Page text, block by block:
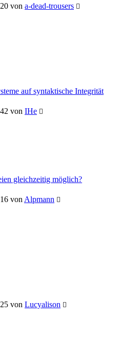
von a-dead-trousers
auf syntaktische Integrität
von IHe
gleichzeitig möglich?
von Alpmann
von Lucyalison